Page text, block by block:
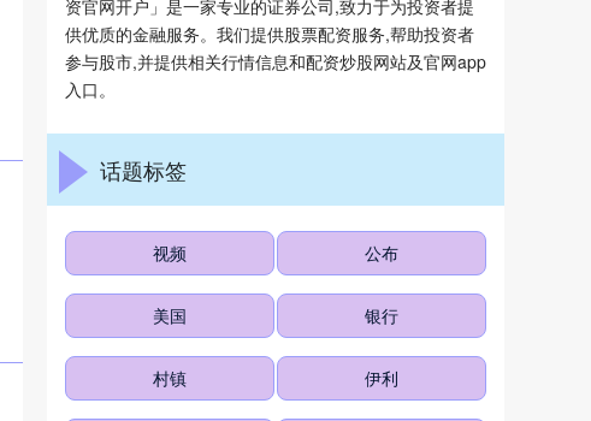
资官网开户」是一家专业的证券公司,致力于为投资者提
供优质的金融服务。我们提供股票配资服务,帮助投资者
参与股市,并提供相关行情信息和配资炒股网站及官网app
入口。
话题标签
视频 公布
美国 银行
村镇 伊利